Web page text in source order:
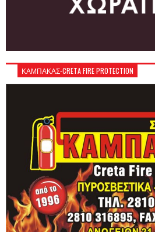
ΚΑΜΠΑΚΑΣ-CRETA FIRE PROTECTION